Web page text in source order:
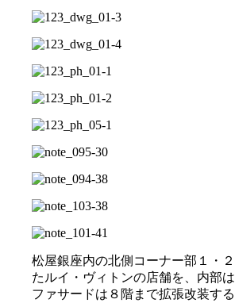
松屋銀座内の北側コーナー部１・
たルイ・ヴィトンの店舗を、内部
ファサードは８階まで拡張改装する